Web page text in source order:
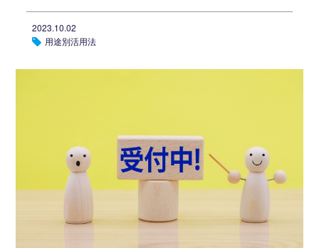
2023.10.02
用途別活用法